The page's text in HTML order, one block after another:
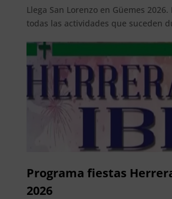
Llega San Lorenzo en Güemes
todas las actividades que suceden
Programa fiestas
2026